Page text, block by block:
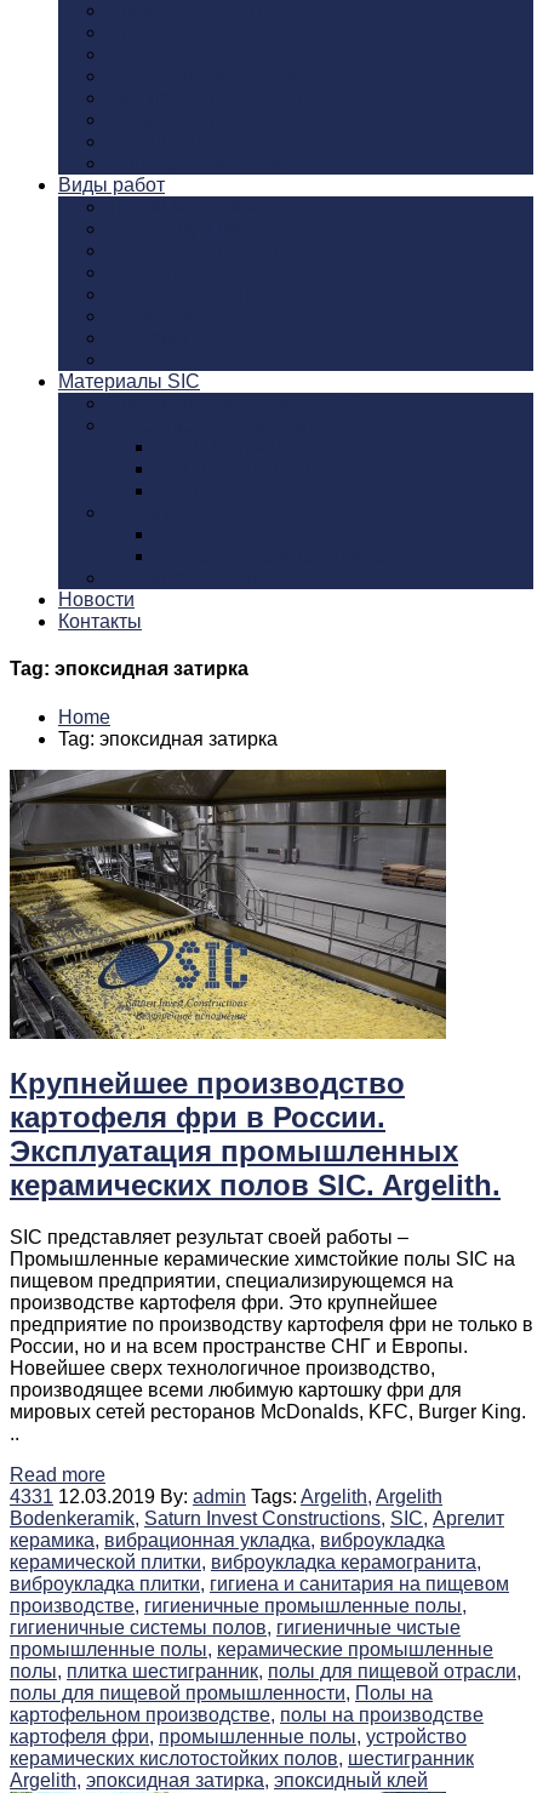
Виды работ
Материалы SIC
Новости
Контакты
Tag: эпоксидная затирка
Home
Tag: эпоксидная затирка
Крупнейшее производство
картофеля фри в России.
Эксплуатация промышленных
керамических полов SIC. Argelith.
SIC представляет результат своей работы –
Промышленные керамические химстойкие полы SIC на
пищевом предприятии, специализирующемся на
производстве картофеля фри. Это крупнейшее
предприятие по производству картофеля фри не только в
России, но и на всем пространстве СНГ и Европы.
Новейшее сверх технологичное производство,
производящее всеми любимую картошку фри для
мировых сетей ресторанов McDonalds, KFC, Burger King.
..
Read more
4331 12.03.2019 By: admin Tags: Argelith, Argelith
Bodenkeramik, Saturn Invest Constructions, SIC, Аргелит
керамика, вибрационная укладка, виброукладка
керамической плитки, виброукладка керамогранита,
виброукладка плитки, гигиена и санитария на пищевом
производстве, гигиеничные промышленные полы,
гигиеничные системы полов, гигиеничные чистые
промышленные полы, керамические промышленные
полы, плитка шестигранник, полы для пищевой отрасли,
полы для пищевой промышленности, Полы на
картофельном производстве, полы на производстве
картофеля фри, промышленные полы, устройство
керамических кислотостойких полов, шестигранник
Argelith, эпоксидная затирка, эпоксидный клей